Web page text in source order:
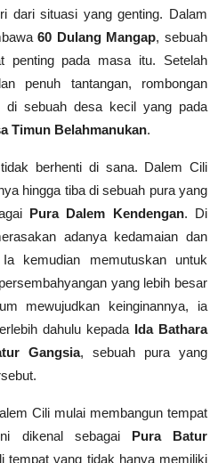
dari situasi yang genting. Dalam
60 Dulang Mangap, sebuah
penting pada masa itu. Setelah
penuh tantangan, rombongan
di sebuah desa kecil yang pada
Timun Belahmanukan.
berhenti di sana. Dalem Cili
hingga tiba di sebuah pura yang
Pura Dalem Kendengan. Di
adanya kedamaian dan
kemudian memutuskan untuk
yang lebih besar
mewujudkan keinginannya, ia
dahulu kepada Ida Bathara
Gangsia, sebuah pura yang
Cili mulai membangun tempat
dikenal sebagai Pura Batur
tempat yang tidak hanya memiliki